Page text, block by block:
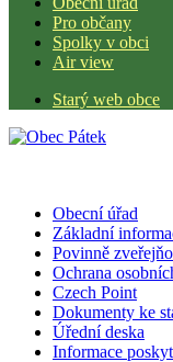
Pro občany
Spolky v obci
Air view
Starý web obce
Obecní úřad
Základní
Povinně
Ochrana
Czech Point
Dokumenty ke
Úřední deska
Informace